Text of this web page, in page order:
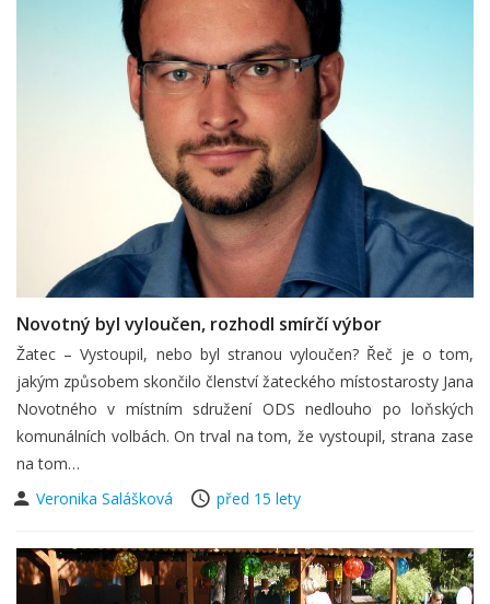
Novotný byl vyloučen, rozhodl smírčí výbor
Žatec – Vystoupil, nebo byl stranou vyloučen? Řeč je o tom,
jakým způsobem skončilo členství žateckého místostarosty Jana
Novotného v místním sdružení ODS nedlouho po loňských
komunálních volbách. On trval na tom, že vystoupil, strana zase
na tom…
Veronika Salášková
před 15 lety